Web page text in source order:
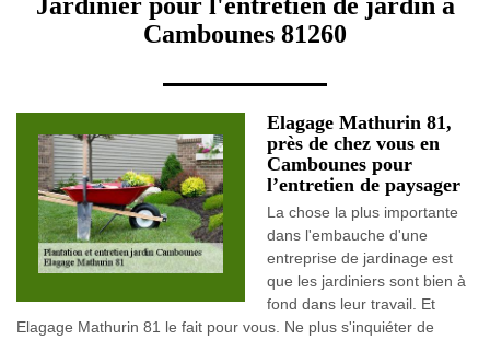
Cambounes 81260
Elagage Mathurin 81,
près de chez vous en
Cambounes pour
l’entretien de paysager
La chose la plus importante
dans l'embauche d'une
entreprise de jardinage est
que les jardiniers sont bien à
fond dans leur travail. Et
Elagage Mathurin 81 le fait pour vous. Ne plus s'inquiéter de